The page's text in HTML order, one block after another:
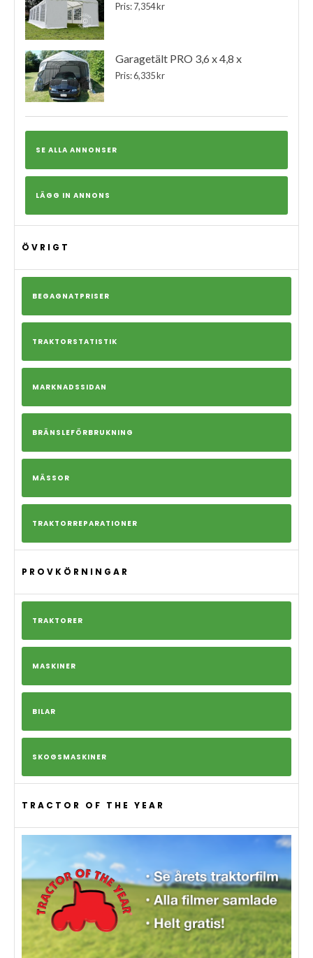
Pris: 7,354 kr
Garagetält PRO 3,6 x 4,8 x
Pris: 6,335 kr
SE ALLA ANNONSER
LÄGG IN ANNONS
ÖVRIGT
BEGAGNATPRISER
TRAKTORSTATISTIK
MARKNADSSIDAN
BRÄNSLEFÖRBRUKNING
MÄSSOR
TRAKTORREPARATIONER
PROVKÖRNINGAR
TRAKTORER
MASKINER
BILAR
SKOGSMASKINER
TRACTOR OF THE YEAR